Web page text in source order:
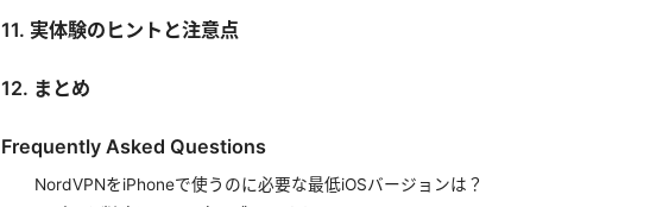
11. 実体験のヒントと注意点
12. まとめ
Frequently Asked Questions
NordVPNをiPhoneで使うのに必要な最低iOSバージョンは？